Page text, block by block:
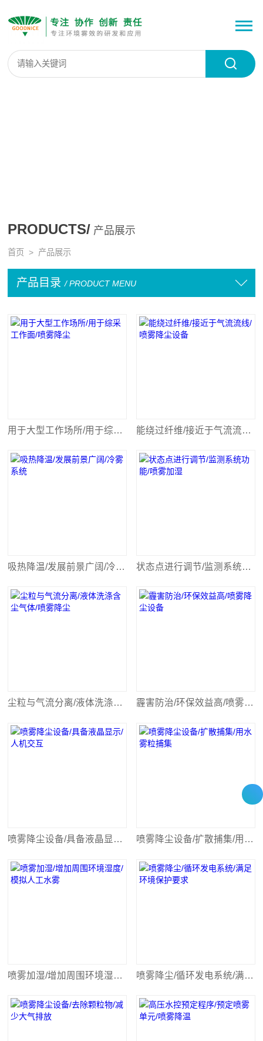
PRODUCTS/ 产品展示
首页 > 产品展示
产品目录 / PRODUCT MENU
用于大型工作场所/用于综采工作面/喷雾降尘 能绕过纤维/接近于气流流线/喷雾降尘设备
吸热降温/发展前景广阔/冷雾系统 状态点进行调节/监测系统功能/喷雾加湿
尘粒与气流分离/液体洗涤含尘气体/喷雾降尘 霾害防治/环保效益高/喷雾降尘设备
喷雾降尘设备/具备液晶显示/人机交互 喷雾降尘设备/扩散捕集/用水雾粒捕集
喷雾加湿/增加周围环境湿度/模拟人工水雾 喷雾降尘/循环发电系统/满足环境保护要求